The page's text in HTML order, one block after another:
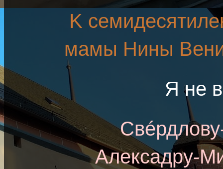
K
мамы Hины
Я не
Алексадру-